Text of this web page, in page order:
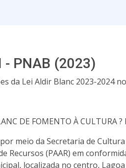
PNAB (2023)
da Lei Aldir Blanc 2023-2024
DE FOMENTO À CULTURA ?
meio da Secretaria de
(PAAR) em
localizada no centro, Lagoa